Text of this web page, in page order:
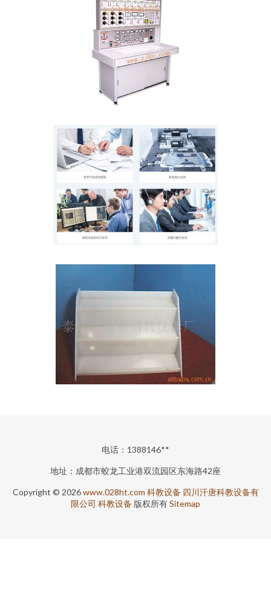
电话：1388146**
地址：成都市蛟龙工业港双流园区东海路42座
Copyright © 2026www.028ht.com 科教设备 四川汗唐科教设备有
限公司 科教设备 版权所有Sitemap